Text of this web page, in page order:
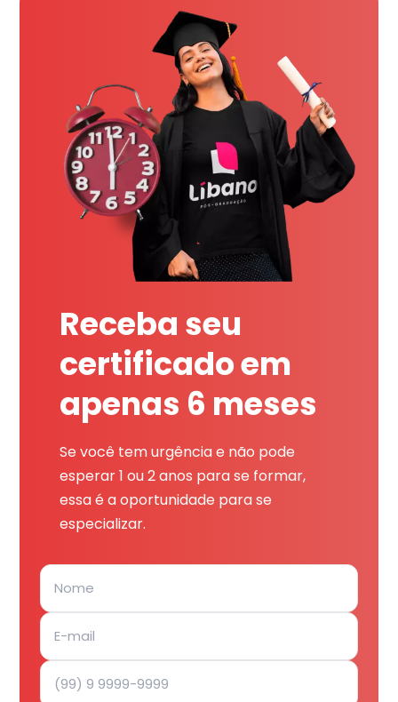
Receba seu
certificado em
apenas 6 meses
Se você tem urgência e não pode
esperar 1 ou 2 anos para se formar,
essa é a oportunidade para se
especializar.